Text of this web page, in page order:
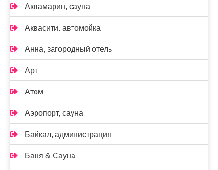
Аквамарин, сауна
Аквасити, автомойка
Анна, загородный отель
Арт
Атом
Аэропорт, сауна
Байкал, администрация
Баня & Сауна